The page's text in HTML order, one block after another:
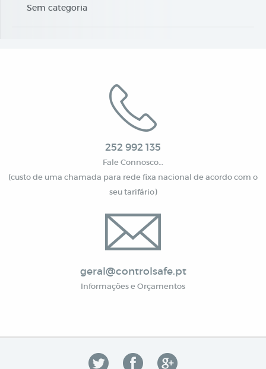
Sem categoria
252 992 135
Fale Connosco…
(custo de uma chamada para rede fixa nacional de acordo com o
seu tarifário)
geral@controlsafe.pt
Informações e Orçamentos